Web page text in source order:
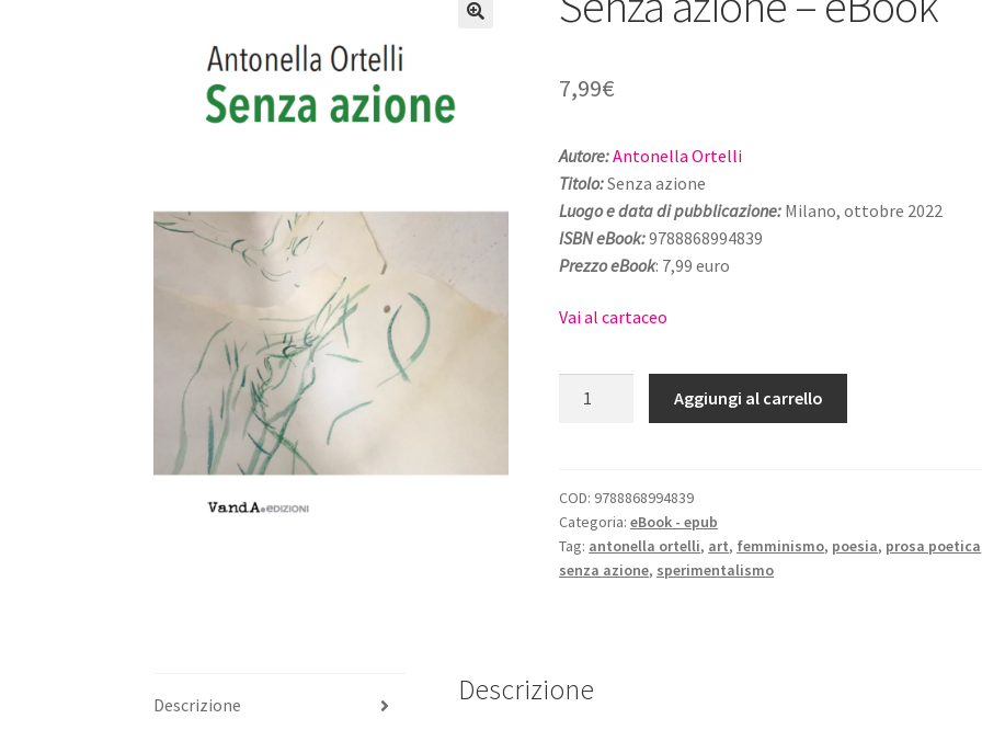
7,99€
Autore:Antonella Ortelli
Titolo:Senza azione
Luogo e data di pubblicazione: Milano, ottobre 2022
ISBN eBook:9788868994839
Prezzo eBook: 7,99 euro
Vai al cartaceo
quantità
Aggiungi al carrello
COD: 9788868994839
Categoria:eBook - epub
Tag: antonella ortelli, art, femminismo, poesia, prosa poetica
senza azione, sperimentalismo
Descrizione Descrizione